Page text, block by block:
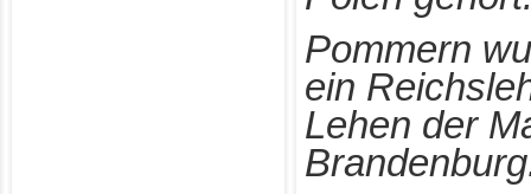
Pommern
ein
Lehen der